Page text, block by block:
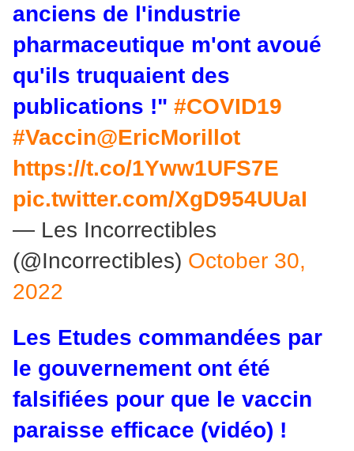
anciens de l'industrie
pharmaceutique m'ont avoué
qu'ils truquaient des
publications !" #COVID19
#Vaccin@EricMorillot
https://t.co/1Yww1UFS7E
pic.twitter.com/XgD954UUaI
— Les Incorrectibles
(@Incorrectibles) October 30,
2022
Les Etudes commandées par
le gouvernement ont été
falsifiées pour que le vaccin
paraisse efficace (vidéo) !